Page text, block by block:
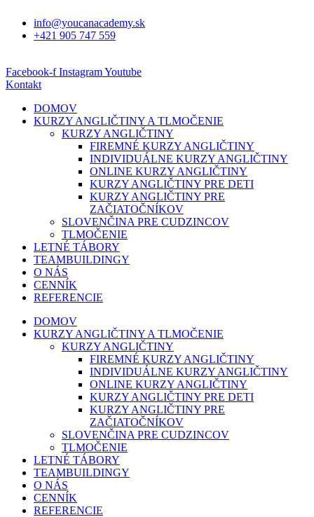
info@youcanacademy.sk
+421 905 747 559
Facebook-f InstagramYoutube
Kontakt
DOMOV
KURZY ANGLIČTINY A TLMOČENIE
KURZY ANGLIČTINY
FIREMNÉ KURZY ANGLIČTINY
INDIVIDUÁLNE KURZY ANGLIČTINY
ONLINE KURZY ANGLIČTINY
KURZY ANGLIČTINY PRE DETI
KURZY ANGLIČTINY PRE
ZAČIATOČNÍKOV
SLOVENČINA PRE CUDZINCOV
TLMOČENIE
LETNÉ TÁBORY
TEAMBUILDINGY
O NÁS
CENNÍK
REFERENCIE
DOMOV
KURZY ANGLIČTINY A TLMOČENIE
KURZY ANGLIČTINY
FIREMNÉ KURZY ANGLIČTINY
INDIVIDUÁLNE KURZY ANGLIČTINY
ONLINE KURZY ANGLIČTINY
KURZY ANGLIČTINY PRE DETI
KURZY ANGLIČTINY PRE
ZAČIATOČNÍKOV
SLOVENČINA PRE CUDZINCOV
TLMOČENIE
LETNÉ TÁBORY
TEAMBUILDINGY
O NÁS
CENNÍK
REFERENCIE